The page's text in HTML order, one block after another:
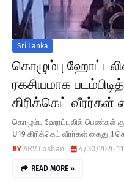
Sri Lanka
கொழும்பு
ரகசியமாக
கிரிக்கெட் வீரர்கள்
கொழும்பு ஹோட்டலில் பெண்கள்
U19 கிரிக்கெட் வீரர்கள் கைது !!
ARV Loshan
4/30/2026
READ MORE »